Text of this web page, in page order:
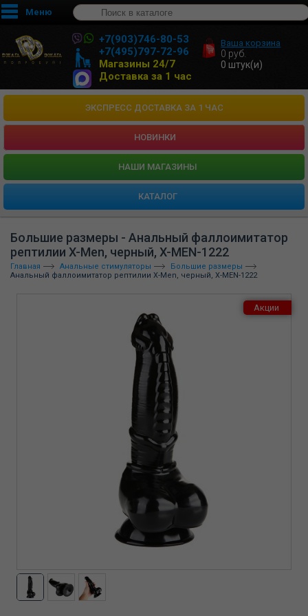
Меню
+7(903)746-80-53
+7(495)797-72-96
Магазины 24/7
Доставка за 1 час
Ваша корзина
0 руб.
0 штук(и)
ЭКСПРЕСС ДОСТАВКА ЗА 1 ЧАС
НОВИНКИ
HАШИ МАГАЗИНЫ
КАТАЛОГ
Большие размеры - Анальный фаллоимитатор
рептилии X-Men, черный, X-MEN-1222
Главная Анальные стимуляторы
Большие размеры
Анальный фаллоимитатор рептилии X-Men, черный, X-MEN-1222
Акции